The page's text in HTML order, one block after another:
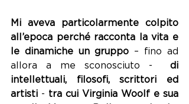
Mi aveva particolarmente colpito
all’epoca perché racconta la vita e
le dinamiche un gruppo – fino ad
allora a me sconosciuto - di
intellettuali, filosofi, scrittori ed
artisti - tra cui Virginia Woolf e sua